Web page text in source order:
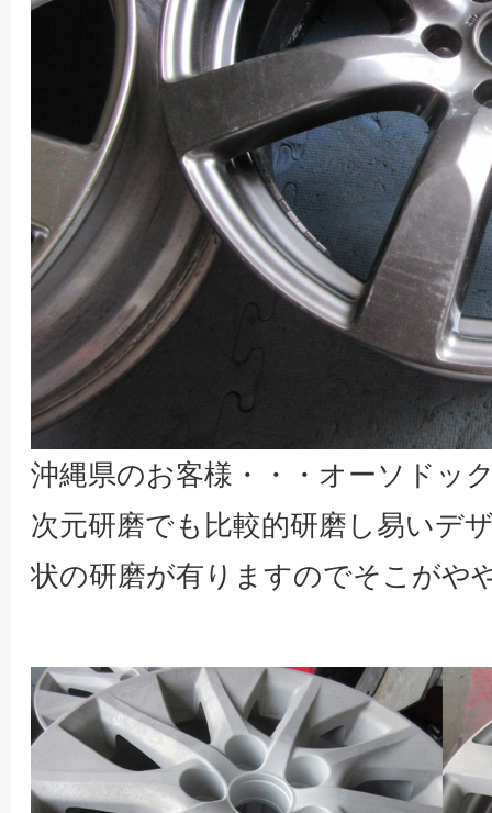
沖縄県のお客様・・・オーソドッ
次元研磨でも比較的研磨し易いデ
状の研磨が有りますのでそこがや